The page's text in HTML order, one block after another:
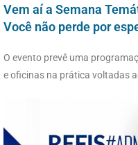
Vem aí a Semana
Você não perde por
O evento prevê uma
e oficinas na prática voltadas